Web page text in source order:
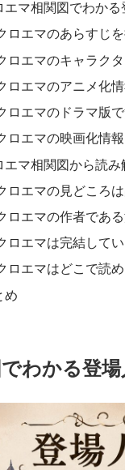
エマ相関図でわか
ロエマのあらすじ
ロエマのキャラク
ロエマのアニメ化
ロエマのドラマ版
ロエマの映画化情
エマ相関図から読
ロエマの見どころ
ロエマの作者であ
ロエマは完結して
ロエマはどこで読
め
わかる登